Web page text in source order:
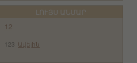
ԼՈՒՅՍ ԱՆՄԱՐ
12
123 Ավելին